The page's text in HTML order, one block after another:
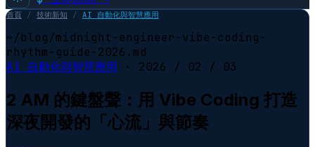
首頁 / 技術新知 / AI 自動化與智慧應用
~/blog/midnight-engineer-vibe-coding-
rhythm-guide-2026.md
AI 自動化與智慧應用 · 2026 / 02 / 03
2 AM 的鍵盤聲：用 Vibe Coding 打造
深夜開發的「心流」與節奏